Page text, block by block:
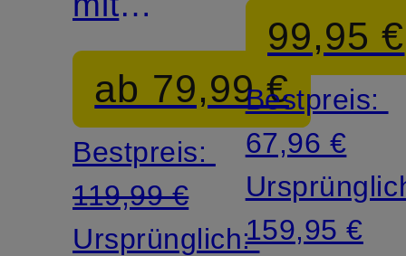
Leinen
ab 79,99 €
Bestpreis:
119,99 €
Ursprünglich:
99,95 €
Bestpreis:
67,96 €
159,95 €